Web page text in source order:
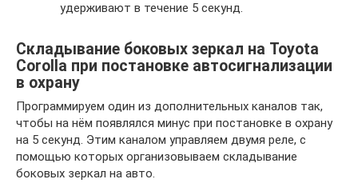
удерживают в течение 5 секунд.
Складывание боковых зеркал на Toyota
Corolla при постановке автосигнализации
в охрану
Программируем один из дополнительных каналов так,
чтобы на нём появлялся минус при постановке в охрану
на 5 секунд. Этим каналом управляем двумя реле, с
помощью которых организовываем складывание
боковых зеркал на авто.